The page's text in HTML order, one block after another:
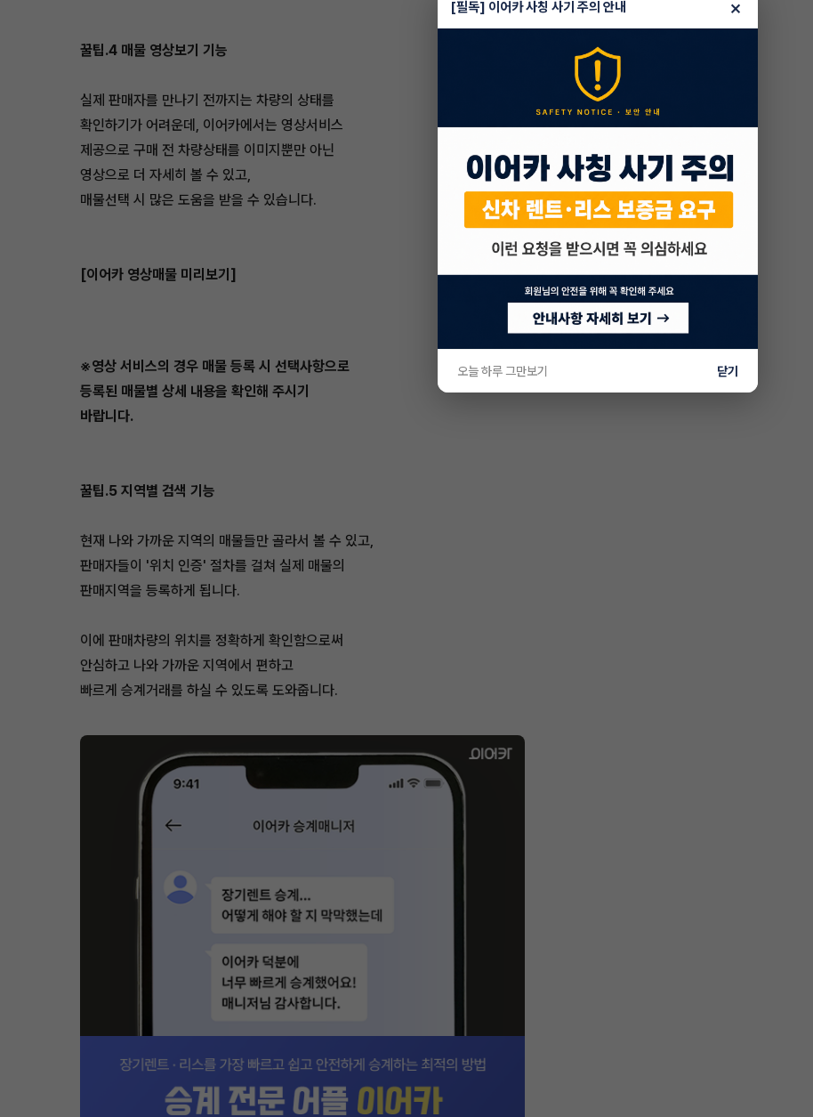
꿀팁.4 매물 영상보기 기능
실제 판매자를 만나기 전까지는 차량의 상태를
확인하기가 어려운데, 이어카에서는 영상서비스
제공으로 구매 전 차량상태를 이미지뿐만 아닌
영상으로 더 자세히 볼 수 있고,
매물선택 시 많은 도움을 받을 수 있습니다.
[이어카 영상매물 미리보기]
※영상 서비스의 경우 매물 등록 시 선택사항으로
등록된 매물별 상세 내용을 확인해 주시기
바랍니다.
꿀팁.5 지역별 검색 기능
현재 나와 가까운 지역의 매물들만 골라서 볼 수 있고,
판매자들이 '위치 인증' 절차를 걸쳐 실제 매물의
판매지역을 등록하게 됩니다.
이에 판매차량의 위치를 정확하게 확인함으로써
안심하고 나와 가까운 지역에서 편하고
빠르게 승계거래를 하실 수 있도록 도와줍니다.
[필독] 이어카 사칭 사기 주의 안내 ×
오늘 하루 그만보기 닫기